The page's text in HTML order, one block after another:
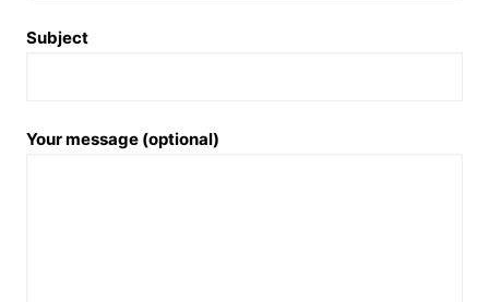
Subject
Your message (optional)